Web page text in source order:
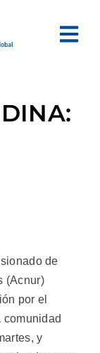
de
(Acnur)
por el
y